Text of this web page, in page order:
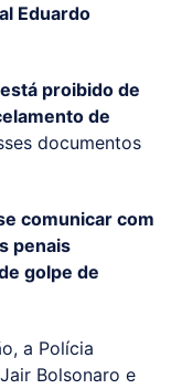
Eduardo
proibido de
de
documentos
comunicar com
penais
golpe de
a Polícia
Bolsonaro e